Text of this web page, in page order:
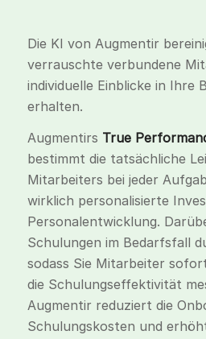
Die KI von Augmentir
verrauschte verbundene
individuelle Einblicke in Ihre
erhalten.
Augmentirs True
bestimmt die tatsächliche
Mitarbeiters bei jeder
wirklich personalisierte
Personalentwicklung.
Schulungen im Bedarfsfall
sodass Sie Mitarbeiter
die Schulungseffektivität
Augmentir reduziert die
Schulungskosten und